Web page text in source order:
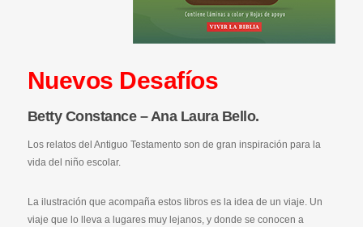
Nuevos Desafíos
Betty Constance – Ana Laura Bello.
Los relatos del Antiguo Testamento son de gran inspiración para la
vida del niño escolar.
La ilustración que acompaña estos libros es la idea de un viaje. Un
viaje que lo lleva a lugares muy lejanos, y donde se conocen a